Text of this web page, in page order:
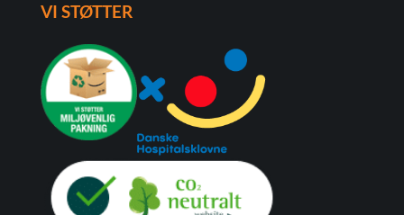
VI STØTTER